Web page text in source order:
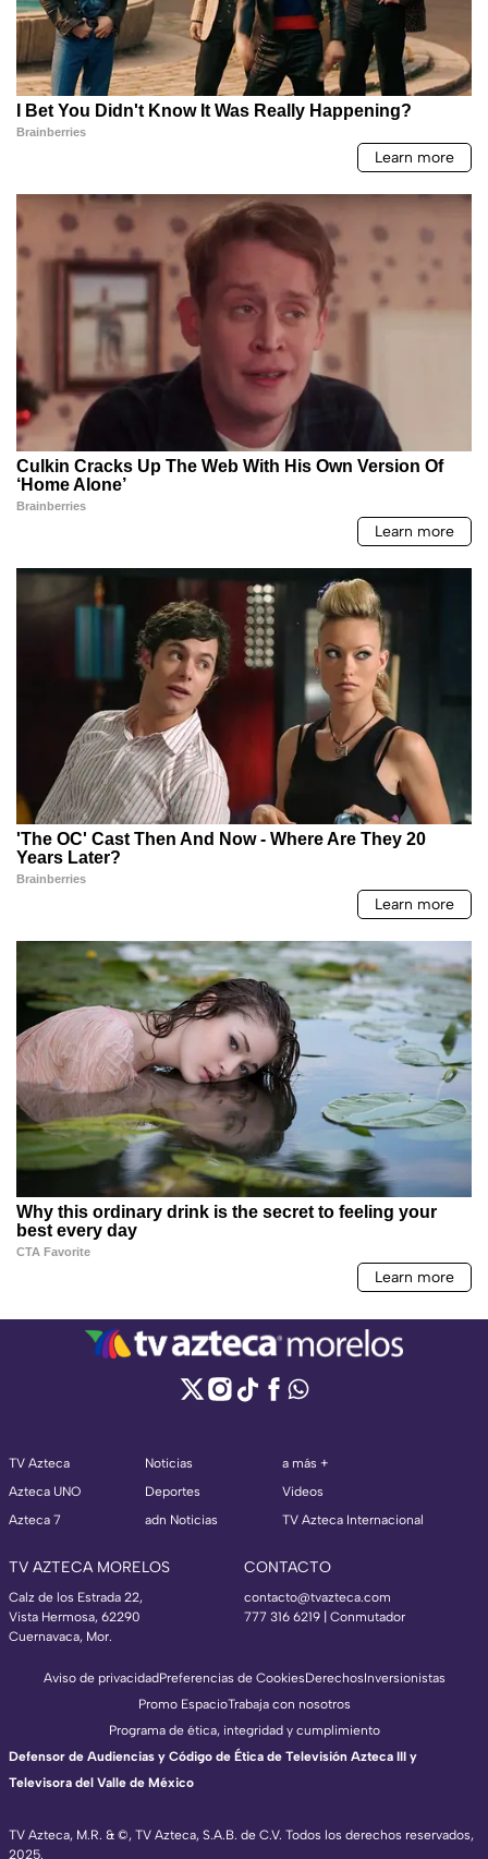
TV Azteca
Azteca UNO
Azteca 7
Noticias
Deportes
adn Noticias
a más +
Videos
TV Azteca Internacional
TV AZTECA MORELOS
Calz de los Estrada 22,
Vista Hermosa, 62290
Cuernavaca, Mor.
CONTACTO
contacto@tvazteca.com
777 316 6219 | Conmutador
TV Azteca, M.R. & ©, TV Azteca, S.A.B. de C.V. Todos los derechos reservados,
2025.
Aviso de privacidadPreferencias de CookiesDerechosInversionistas
Promo EspacioTrabaja con nosotros
Programa de ética, integridad y cumplimiento
Defensor de Audiencias y Código de Ética de Televisión Azteca III y
Televisora del Valle de México